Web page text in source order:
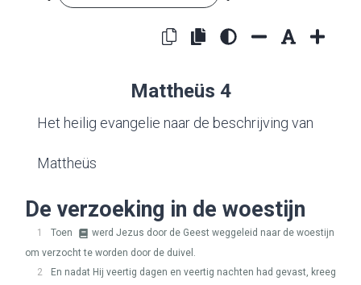
Mattheüs 4
Het heilig evangelie naar de beschrijving van
Mattheüs
De verzoeking in de woestijn
1 Toen
werd Jezus door de Geest weggeleid naar de woestijn
om verzocht te worden door de duivel.
2
En nadat Hij veertig dagen en veertig nachten had gevast, kreeg